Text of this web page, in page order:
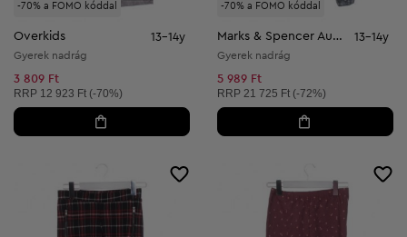
-70% a FOMO kóddal
Overkids 13-14y
Gyerek nadrág
3 809 Ft
Ajánlott ár:
RRP 12 923 Ft (-70%)
-70% a FOMO kóddal
Marks & Spencer Autograph 13-14y
Gyerek nadrág
5 989 Ft
Ajánlott ár:
RRP 21 725 Ft (-72%)